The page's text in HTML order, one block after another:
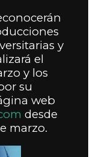
y
el
y los
su
web
desde
marzo.